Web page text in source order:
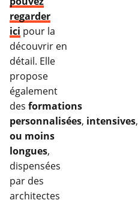
regarder
ici pour la
découvrir en
détail. Elle
propose
également
des formations
personnalisées, intensives,
ou moins
longues,
dispensées
par des
architectes